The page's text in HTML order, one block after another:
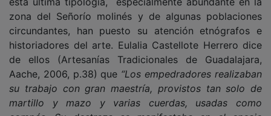
zona del Señorío molinés y de algunas poblaciones
circundantes, han puesto su atención etnógrafos e
historiadores del arte. Eulalia Castellote Herrero dice
de ellos (Artesanías Tradicionales de Guadalajara,
Aache, 2006, p.38) que “Los empedradores realizaban
su trabajo con gran maestría, provistos tan solo de
martillo y mazo y varias cuerdas, usadas como
compás. Su destreza se manifestaba en el encaje